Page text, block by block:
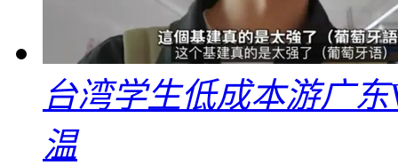
台湾学生低成本游广
温